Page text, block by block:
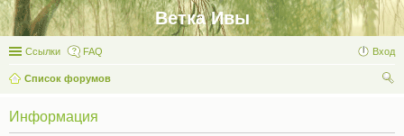
Ветка Ивы
Ссылки FAQ Вход
Список форумов
Информация